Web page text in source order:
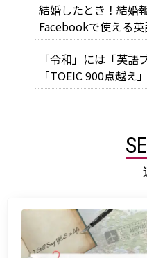
結婚したとき！結婚
Facebookで使える
「令和」には「英語
「TOEIC 900点越え